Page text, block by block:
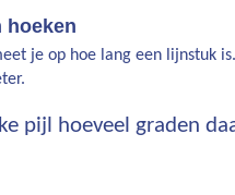
hoeken
je op hoe lang een lijnstuk
pijl hoeveel graden